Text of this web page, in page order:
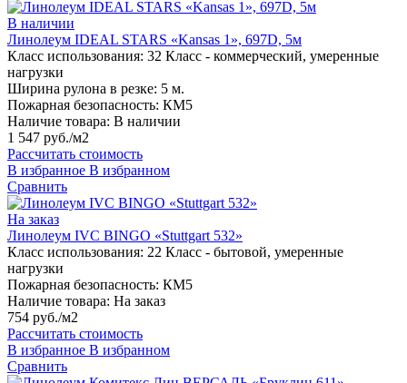
В наличии
Линолеум IDEAL STARS «Kansas 1», 697D, 5м
Класс использования: 32 Класс - коммерческий, умеренные
нагрузки
Ширина рулона в резке: 5 м.
Пожарная безопасность: КМ5
Наличие товара: В наличии
1 547 руб./м2
Рассчитать стоимость
В избранное В избранном
Сравнить
На заказ
Линолеум IVC BINGO «Stuttgart 532»
Класс использования: 22 Класс - бытовой, умеренные
нагрузки
Пожарная безопасность: КМ5
Наличие товара: На заказ
754 руб./м2
Рассчитать стоимость
В избранное В избранном
Сравнить